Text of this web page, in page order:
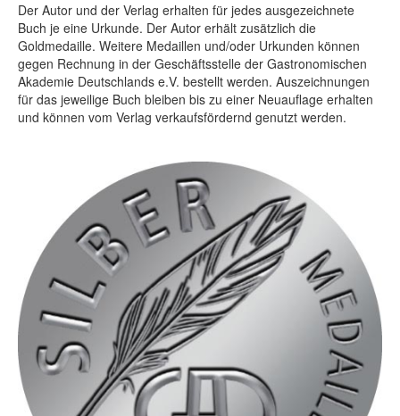
Der Autor und der Verlag erhalten für jedes ausgezeichnete
Buch je eine Urkunde. Der Autor erhält zusätzlich die
Goldmedaille. Weitere Medaillen und/oder Urkunden können
gegen Rechnung in der Geschäftsstelle der Gastronomischen
Akademie Deutschlands e.V. bestellt werden. Auszeichnungen
für das jeweilige Buch bleiben bis zu einer Neuauflage erhalten
und können vom Verlag verkaufsfördernd genutzt werden.